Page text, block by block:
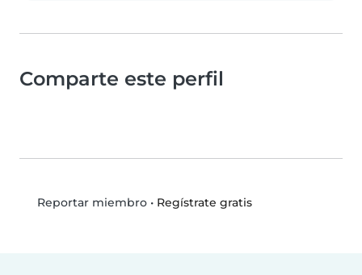
Comparte este perfil
Reportar miembro• Regístrate gratis